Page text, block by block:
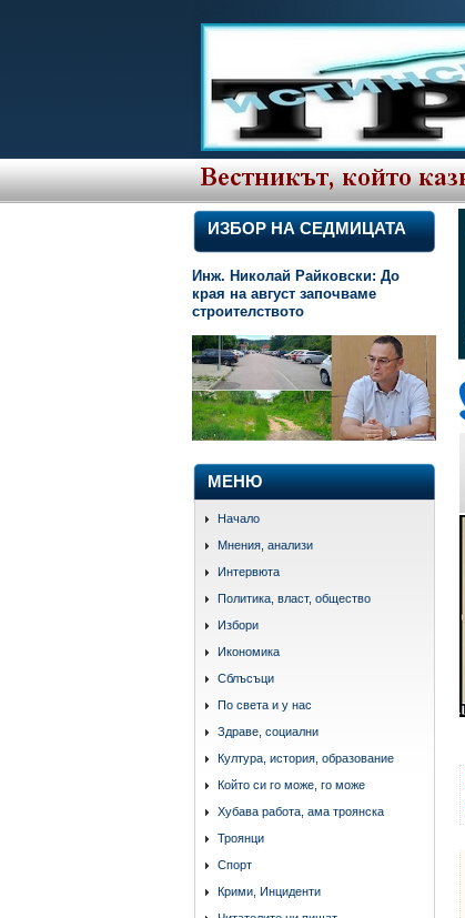
ИЗБОР НА СЕДМИЦАТА
Инж. Николай Райковски: До
края на август започваме
строителството
МЕНЮ
Начало
Мнения, анализи
Интервюта
Политика, власт, общество
Избори
Икономика
Сблъсъци
По света и у нас
Здраве, социални
Култура, история, образование
Който си го може, го може
Хубава работа, ама троянска
Троянци
Спорт
Крими, Инциденти